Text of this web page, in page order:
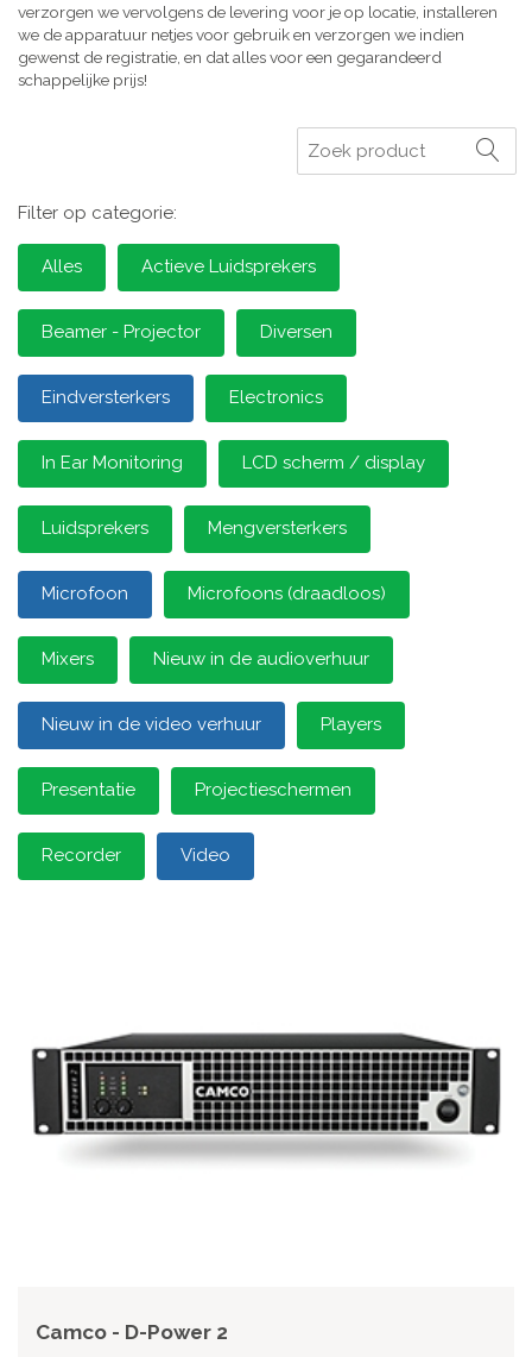
verzorgen we vervolgens de levering voor je op locatie, installeren
we de apparatuur netjes voor gebruik en verzorgen we indien
gewenst de registratie, en dat alles voor een gegarandeerd
schappelijke prijs!
Zoeken
Filter op categorie:
Alles Actieve Luidsprekers
Beamer - Projector Diversen
Eindversterkers Electronics
In Ear Monitoring LCD scherm / display
Luidsprekers Mengversterkers
Microfoon Microfoons (draadloos)
Mixers Nieuw in de audioverhuur
Nieuw in de video verhuur Players
Presentatie Projectieschermen
Recorder Video
Camco - D-Power 2